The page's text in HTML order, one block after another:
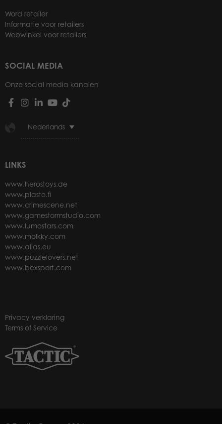
Word retailer
Informatie voor retailers
Webwinkel voor retailers
SOCIAL MEDIA
Onze social media kanalen
Nederlands
LINKS
www.herostoys.de
www.plasto.fi
www.crimescene.net
www.gamestormstudio.com
www.lumostars.com
www.molkky.com
www.alias.eu
www.puzzlelovers.net
www.bexsport.com
Privacy verklaring
Terms of Service